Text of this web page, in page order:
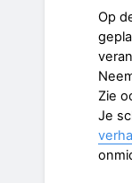
Op
Zie
Je